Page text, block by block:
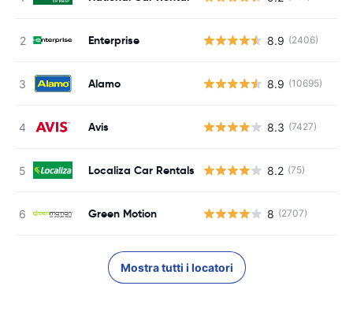
Enterprise 8.9 (2406)
Alamo 8.9 (10695)
Avis 8.3 (7427)
Localiza Car Rentals 8.2 (75)
Green Motion 8 (2707)
Mostra tutti i locatori